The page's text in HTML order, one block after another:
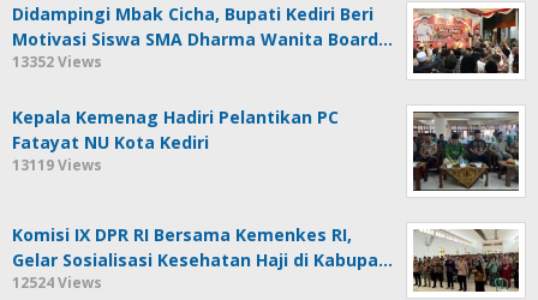
Didampingi Mbak Cicha, Bupati Kediri Beri
Motivasi Siswa SMA Dharma Wanita Board…
13352 Views
Kepala Kemenag Hadiri Pelantikan PC
Fatayat NU Kota Kediri
13119 Views
Komisi IX DPR RI Bersama Kemenkes RI,
Gelar Sosialisasi Kesehatan Haji di Kabupa…
12524 Views